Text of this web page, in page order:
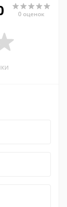
0 оценок